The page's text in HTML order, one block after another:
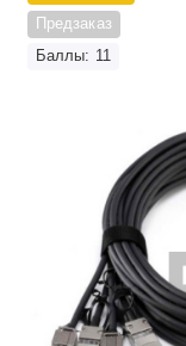
Предзаказ
Баллы: 11